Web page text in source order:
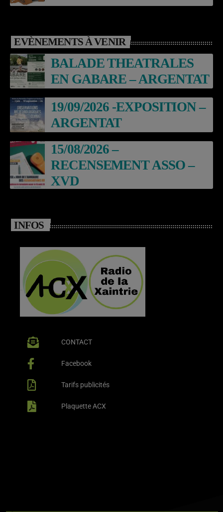
EVÈNEMENTS À VENIR
BALADE THEATRALES
EN GABARE – ARGENTAT
19/09/2026 -EXPOSITION –
ARGENTAT
15/08/2026 –
RECENSEMENT ASSO –
XVD
INFOS
CONTACT
Facebook
Tarifs publicités
Plaquette ACX